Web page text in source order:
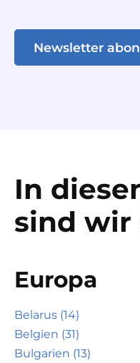
Newsletter
In
sind wir
Europa
Belarus (14)
Belgien (31)
Bulgarien (13)